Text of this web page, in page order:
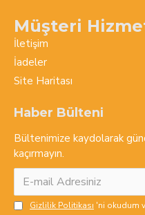
Müşteri
İletişim
İadeler
Site Haritası
Haber Bülteni
Bültenimize kaydolarak
kaçırmayın.
Gizlilik Politikası 'ni okudum